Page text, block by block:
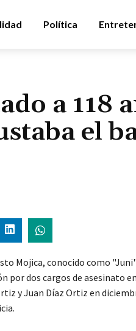
Política
a 118
el
Mojica, conocido como
por dos cargos de asesinato
y Juan Díaz Ortiz en